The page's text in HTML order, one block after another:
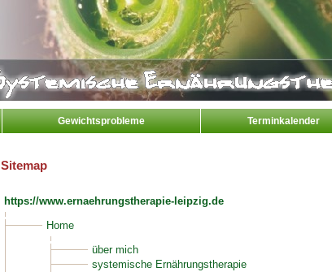
Gewichtsprobleme Terminkalender
Sitemap
https://www.ernaehrungstherapie-leipzig.de
Home
über mich
systemische Ernährungstherapie